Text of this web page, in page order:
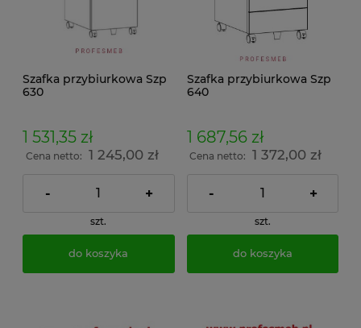
Szafka przybiurkowa Szp
630
1 531,35 zł
Cena netto: 1 245,00 zł
- +
szt.
do koszyka
Szafka przybiurkowa Szp
640
1 687,56 zł
Cena netto: 1 372,00 zł
- +
szt.
do koszyka